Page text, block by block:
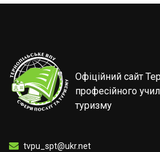
Офіційний сайт
професійного
туризму
tvpu_spt@ukr.net